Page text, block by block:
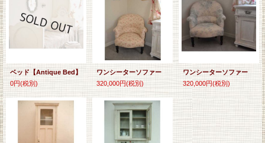
ベッド【Antique Bed】
0円(税別)
ワンシーターソファー
320,000円(税別)
ワンシーターソファー
320,000円(税別)